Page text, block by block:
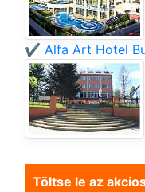
✔️ Alfa Art Hotel
Töltse le az